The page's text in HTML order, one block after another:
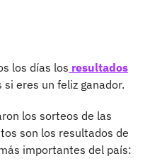
los días los resultados
si eres un feliz ganador.
los sorteos de las
son los resultados de
importantes del país: